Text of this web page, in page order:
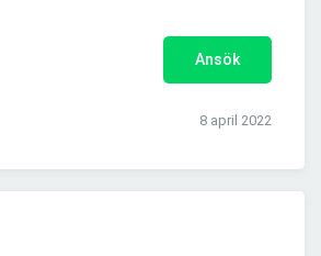
Ansök
8 april 2022